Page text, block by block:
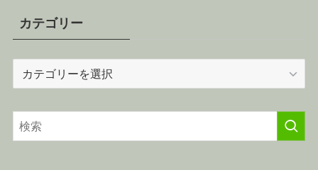
カテゴリー
リ
ー